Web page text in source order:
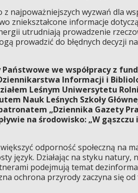
najpoważniejszych wyzwań dla
zniekształcone informacje
utrudniają prowadzenie
prowadzić do błędnych decyzji
Państwowe we współpracy z
Informacji i
Leśnym Uniwersytetu
Nauk Leśnych Szkoły
„Dziennika Gazety
na środowisko: „W gąszczu
odporność społeczną na
język. Działając na styku natury,
podejmują temat
ochrona przyrody zaczyna się